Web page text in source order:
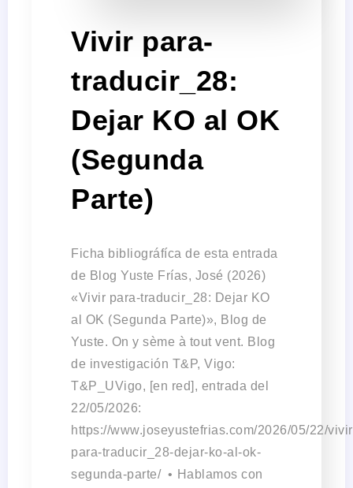
Vivir para-
traducir_28:
Dejar KO al OK
(Segunda
Parte)
Ficha bibliográfíca de esta entrada
de Blog Yuste Frías, José (2026)
«Vivir para-traducir_28: Dejar KO
al OK (Segunda Parte)», Blog de
Yuste. On y sème à tout vent. Blog
de investigación T&P, Vigo:
T&P_UVigo, [en red], entrada del
22/05/2026:
https://www.joseyustefrias.com/2026/05/22/
para-traducir_28-dejar-ko-al-ok-
segunda-parte/ •⁠ Hablamos con